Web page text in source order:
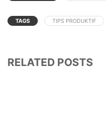
TAGS TIPS PRODUKTIF
RELATED POSTS